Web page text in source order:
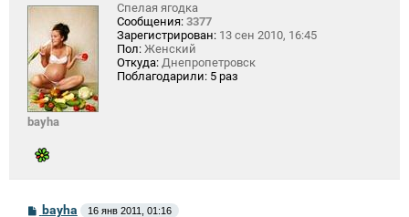
bayha
Спелая ягодка
Сообщения: 3377
Зарегистрирован: 13 сен 2010, 16:45
Пол: Женский
Откуда: Днепропетровск
Поблагодарили: 5 раз
Сbayha 16 янв 2011, 01:16